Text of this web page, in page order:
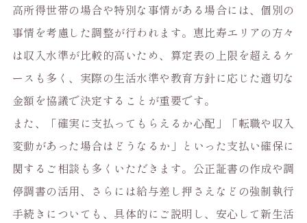
高所得世帯の場合や特別な事情がある場合には、個別の
事情を考慮した調整が行われます。恵比寿エリアの方々
は収入水準が比較的高いため、算定表の上限を超えるケ
ースも多く、実際の生活水準や教育方針に応じた適切な
金額を協議で決定することが重要です。
また、「確実に支払ってもらえるか心配」「転職や収入
変動があった場合はどうなるか」といった支払い確保に
関するご相談も多くいただきます。公正証書の作成や調
停調書の活用、さらには給与差し押さえなどの強制執行
手続きについても、具体的にご説明し、安心して新生活